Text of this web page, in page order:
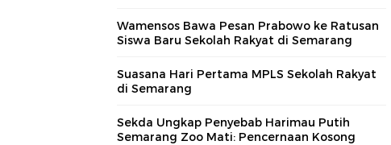
Wamensos Bawa Pesan Prabowo ke Ratusan
Siswa Baru Sekolah Rakyat di Semarang
Suasana Hari Pertama MPLS Sekolah Rakyat
di Semarang
Sekda Ungkap Penyebab Harimau Putih
Semarang Zoo Mati: Pencernaan Kosong